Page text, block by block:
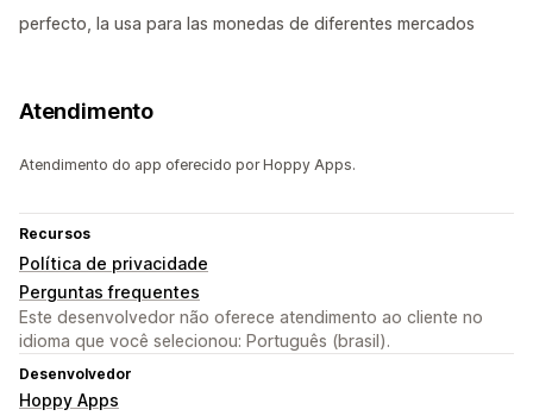
perfecto, la usa para las monedas de diferentes mercados
Atendimento
Atendimento do app oferecido por Hoppy Apps.
Recursos
Política de privacidade
Perguntas frequentes
Este desenvolvedor não oferece atendimento ao cliente no
idioma que você selecionou: Português (brasil).
Desenvolvedor
Hoppy Apps